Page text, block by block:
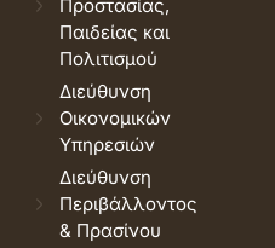
Προστασίας,
Παιδείας και
Πολιτισμού
Διεύθυνση
Οικονομικών
Υπηρεσιών
Διεύθυνση
Περιβάλλοντος
& Πρασίνου